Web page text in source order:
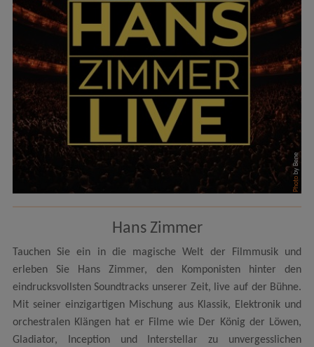
Photo
by Bene
Hans Zimmer
Tauchen Sie ein in die magische Welt der Filmmusik und
erleben Sie Hans Zimmer, den Komponisten hinter den
eindrucksvollsten Soundtracks unserer Zeit, live auf der Bühne.
Mit seiner einzigartigen Mischung aus Klassik, Elektronik und
orchestralen Klängen hat er Filme wie Der König der Löwen,
Gladiator, Inception und Interstellar zu unvergesslichen